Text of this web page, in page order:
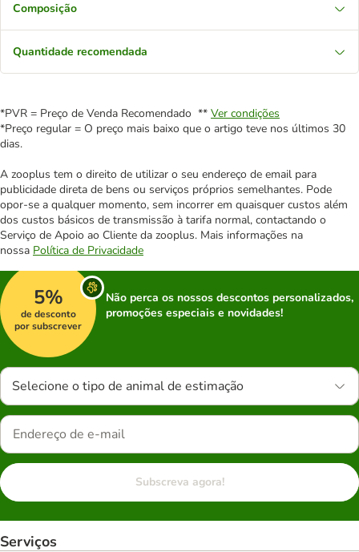
Composição
Quantidade recomendada
*PVR = Preço de Venda Recomendado ** Ver condições
*Preço regular = O preço mais baixo que o artigo teve nos últimos 30
dias.
A zooplus tem o direito de utilizar o seu endereço de email para
publicidade direta de bens ou serviços próprios semelhantes. Pode
opor-se a qualquer momento, sem incorrer em quaisquer custos além
dos custos básicos de transmissão à tarifa normal, contactando o
Serviço de Apoio ao Cliente da zooplus. Mais informações na
nossa Política de Privacidade
5%
de desconto
por subscrever
Não perca os nossos descontos personalizados,
promoções especiais e novidades!
Selecione o tipo de animal de estimação
Subscreva agora!
Serviços